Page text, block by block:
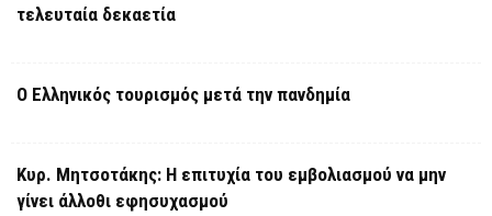
τελευταία δεκαετία
Ο Ελληνικός τουρισμός μετά την πανδημία
Κυρ. Μητσοτάκης: Η επιτυχία του εμβολιασμού να μην
γίνει άλλοθι εφησυχασμού